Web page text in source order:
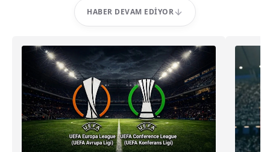
HABER DEVAM EDIYOR